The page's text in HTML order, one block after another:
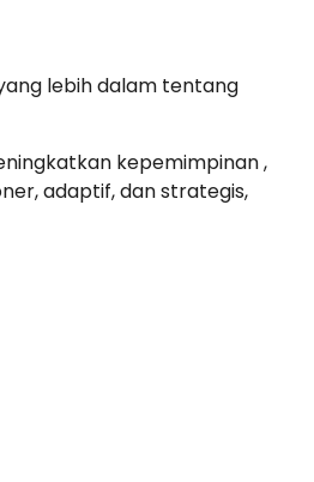
lebih dalam tentang
kepemimpinan ,
adaptif, dan strategis,